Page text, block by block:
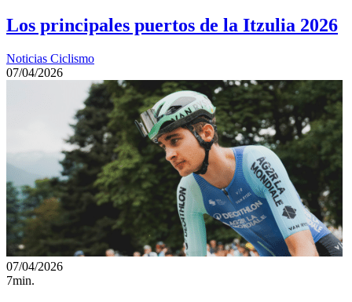
Los principales puertos de la Itzulia 2026
Noticias Ciclismo
07/04/2026
07/04/2026
7min.